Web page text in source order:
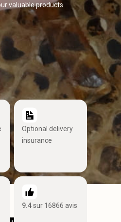
valuable products
Optional delivery
insurance
9.4sur 16866 avis